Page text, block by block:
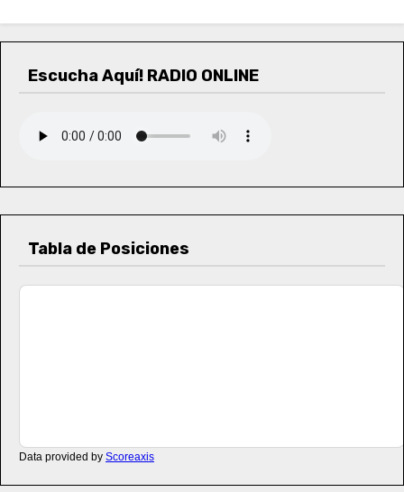
Escucha Aquí! RADIO ONLINE
Tabla de Posiciones
Data provided by Scoreaxis